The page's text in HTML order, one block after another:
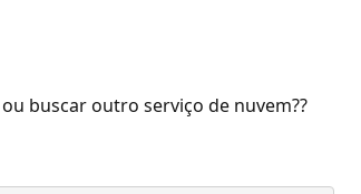
buscar outro serviço de nuvem??